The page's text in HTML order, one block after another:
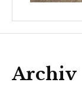
Archiv